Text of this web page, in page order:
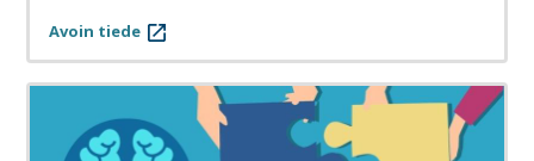
Avoin tiede